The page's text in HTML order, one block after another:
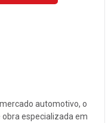
automotivo, o
especializada em